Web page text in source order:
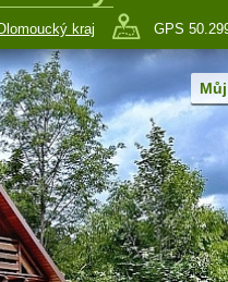
kraj GPS